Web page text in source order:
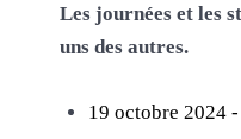
Les journées et les
uns des autres.
19 octobre 2024